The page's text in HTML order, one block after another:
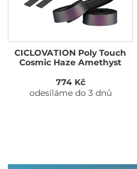
CICLOVATION Poly Touch
Cosmic Haze Amethyst
774 Kč
odesíláme do 3 dnů